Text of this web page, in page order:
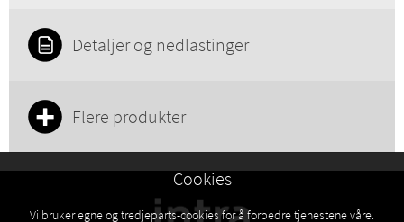
Detaljer og nedlastinger
Flere produkter
Cookies
Vi bruker egne og tredjeparts-cookies for å forbedre tjenestene våre.